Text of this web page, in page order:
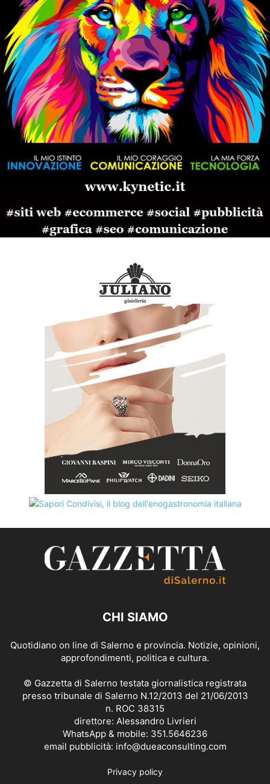
CHI SIAMO
Quotidiano on line di Salerno e provincia. Notizie, opinioni,
approfondimenti, politica e cultura.
© Gazzetta di Salerno testata giornalistica registrata
presso tribunale di Salerno N.12/2013 del 21/06/2013
n. ROC 38315
direttore: Alessandro Livrieri
WhatsApp & mobile: 351.5646236
email pubblicità: info@dueaconsulting.com
Privacy policy